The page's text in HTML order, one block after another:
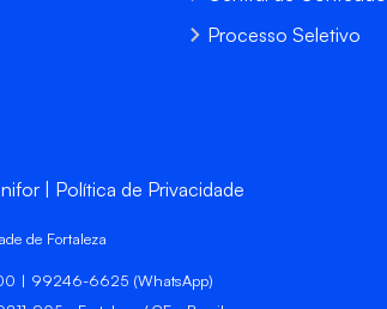
Processo Seletivo
Política de Privacidade
de Fortaleza
| 99246-6625 (WhatsApp)